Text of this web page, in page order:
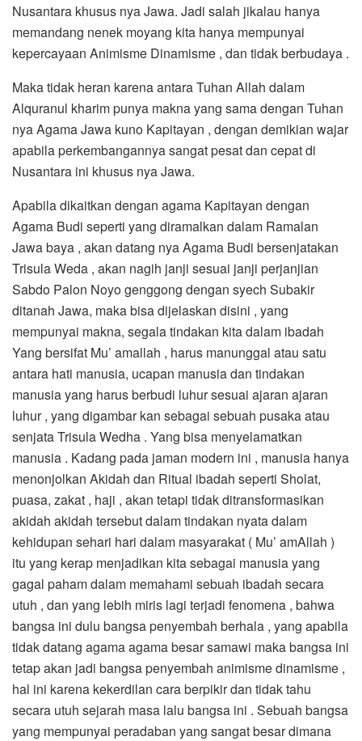
Nusantara khusus nya Jawa. Jadi salah jikalau hanya
memandang nenek moyang kita hanya mempunyai
kepercayaan Animisme Dinamisme , dan tidak berbudaya .
Maka tidak heran karena antara Tuhan Allah dalam
Alquranul kharim punya makna yang sama dengan Tuhan
nya Agama Jawa kuno Kapitayan , dengan demikian wajar
apabila perkembangannya sangat pesat dan cepat di
Nusantara ini khusus nya Jawa.
Apabila dikaitkan dengan agama Kapitayan dengan
Agama Budi seperti yang diramalkan dalam Ramalan
Jawa baya , akan datang nya Agama Budi bersenjatakan
Trisula Weda , akan nagih janji sesuai janji perjanjian
Sabdo Palon Noyo genggong dengan syech Subakir
ditanah Jawa, maka bisa dijelaskan disini , yang
mempunyai makna, segala tindakan kita dalam ibadah
Yang bersifat Mu’ amallah , harus manunggal atau satu
antara hati manusia, ucapan manusia dan tindakan
manusia yang harus berbudi luhur sesuai ajaran ajaran
luhur , yang digambar kan sebagai sebuah pusaka atau
senjata Trisula Wedha . Yang bisa menyelamatkan
manusia . Kadang pada jaman modern ini , manusia hanya
menonjolkan Akidah dan Ritual ibadah seperti Sholat,
puasa, zakat , haji , akan tetapi tidak ditransformasikan
akidah akidah tersebut dalam tindakan nyata dalam
kehidupan sehari hari dalam masyarakat ( Mu’ amAllah )
itu yang kerap menjadikan kita sebagai manusia yang
gagal paham dalam memahami sebuah ibadah secara
utuh , dan yang lebih miris lagi terjadi fenomena , bahwa
bangsa ini dulu bangsa penyembah berhala , yang apabila
tidak datang agama agama besar samawi maka bangsa ini
tetap akan jadi bangsa penyembah animisme dinamisme ,
hal ini karena kekerdilan cara berpikir dan tidak tahu
secara utuh sejarah masa lalu bangsa ini . Sebuah bangsa
yang mempunyai peradaban yang sangat besar dimana